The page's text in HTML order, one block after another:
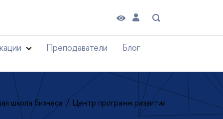
Преподаватели Блог
школа бизнеса Центр программ развития